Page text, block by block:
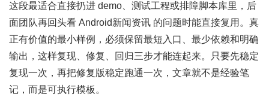
这段最适合直接扔进 demo、测试工程或排障脚本库里，后
面团队再回头看 Android新闻资讯 的问题时能直接复用。真
正有价值的最小样例，必须保留最短入口、最少依赖和明确
输出，这样复现、修复、回归三步才能连起来。只要先稳定
复现一次，再把修复版稳定跑通一次，文章就不是经验笔
记，而是可执行模板。